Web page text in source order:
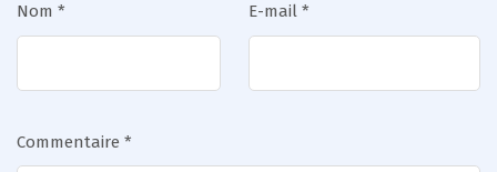
Nom * E-mail *
Commentaire *